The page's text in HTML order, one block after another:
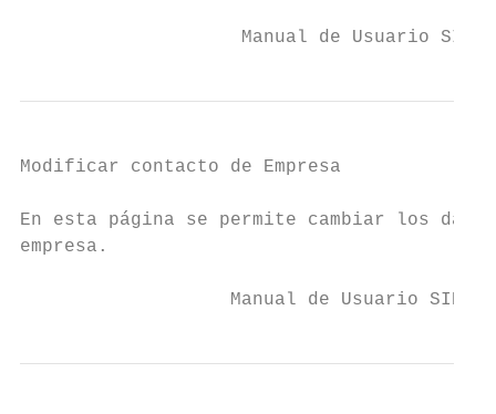
Manual de Usuario
Modificar contacto de Empresa
En esta página se permite cambiar los
empresa.
Manual de Usuario